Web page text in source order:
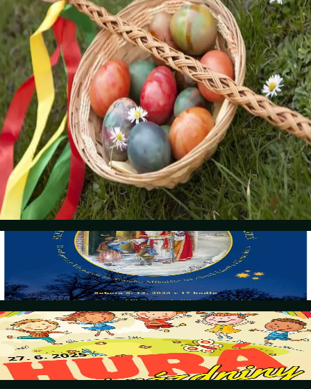
Es ist bereits Tradition, dass das Schloss Lázeň bei Chudenice am
Ostersonntag mit einem reichhaltigen Programm nicht nur für
Kinder zum Leben erwacht. Im Schlosspark finden am 5. April von 15
bis 17 Uhr kreative Workshops zum Thema Frühling statt. Freuen Sie
sich auf das Flechten von Osterzweigen, das Bemalen von
Blumensteckern oder verzierten Eiern – von künstlichen bis hin zu
Lebkucheneiern – und vieles mehr. Keine Sorge! Wenn das Wetter
mitspielt, werden wir auch Wettbewerbe veranstalten. An den
Kreativ-Workshops in Lázně beteiligen sich in diesem Jahr Gärtner
aus Chudenice, die Gärtnerei Antonín Papež aus Klatovy und die
Perníčkárna. Auch diesmal wird das Theater nicht fehlen. Aus dem
nahegelegenen Merklín kommt das DIVADLO Z LUČNÍ, das das
Handpuppenstück „Der goldene Karpfen“ aufführen wird. Der
Eintritt ist frei.
Details
6. Dezember 2025
Svatý Mikuláš u Czerninů na zámku Lázeň
Details
27. Juni 2025
HURÁ NA PRÁZDNINY
Details